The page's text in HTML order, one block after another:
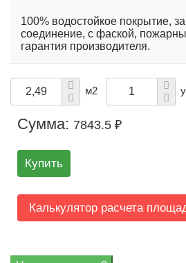
100% водостойкое покрытие,
соединение, с фаской,
гарантия производителя.
м2
Сумма: 7843.5 ₽
Купить
Калькулятор расчета